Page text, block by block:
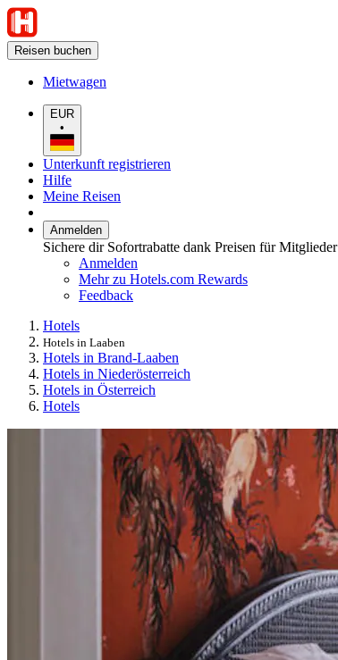
Reisen buchen
Mietwagen
EUR
•
Unterkunft registrieren
Hilfe
Meine Reisen
Anmelden
Sichere dir Sofortrabatte dank Preisen für Mitglieder
Anmelden
Mehr zu Hotels.com Rewards
Feedback
Hotels
Hotels in Laaben
Hotels in Brand-Laaben
Hotels in Niederösterreich
Hotels in Österreich
Hotels